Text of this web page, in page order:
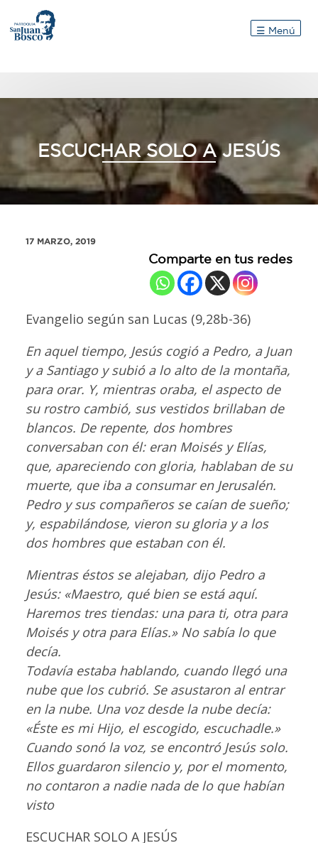
Inicio
☰ Menú
ESCUCHAR SOLO A JESÚS
17 MARZO, 2019
Comparte en tus redes
Evangelio según san Lucas (9,28b-36)
En aquel tiempo, Jesús cogió a Pedro, a Juan
y a Santiago y subió a lo alto de la montaña,
para orar. Y, mientras oraba, el aspecto de
su rostro cambió, sus vestidos brillaban de
blancos. De repente, dos hombres
conversaban con él: eran Moisés y Elías,
que, apareciendo con gloria, hablaban de su
muerte, que iba a consumar en Jerusalén.
Pedro y sus compañeros se caían de sueño;
y, espabilándose, vieron su gloria y a los
dos hombres que estaban con él.
Mientras éstos se alejaban, dijo Pedro a
Jesús: «Maestro, qué bien se está aquí.
Haremos tres tiendas: una para ti, otra para
Moisés y otra para Elías.» No sabía lo que
decía.
Todavía estaba hablando, cuando llegó una
nube que los cubrió. Se asustaron al entrar
en la nube. Una voz desde la nube decía:
«Éste es mi Hijo, el escogido, escuchadle.»
Cuando sonó la voz, se encontró Jesús solo.
Ellos guardaron silencio y, por el momento,
no contaron a nadie nada de lo que habían
visto
ESCUCHAR SOLO A JESÚS